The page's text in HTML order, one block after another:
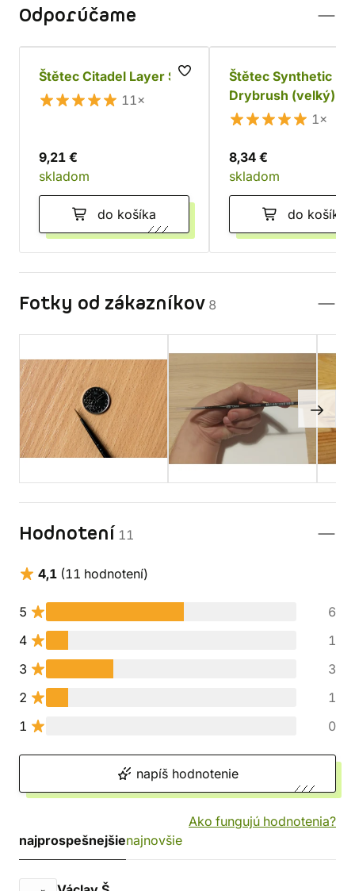
Odporúčame
Štětec Citadel Layer S
11×
9,21 €
skladom
do košíka
Štětec Synthetic
Drybrush (velký)
1×
8,34 €
skladom
do košíka
Fotky od zákazníkov 8
Hodnotení 11
4,1 (11 hodnotení)
5
6
4
1
3
3
2
1
1
0
napíš hodnotenie
Ako fungujú hodnotenia?
najprospešnejšienajnovšie